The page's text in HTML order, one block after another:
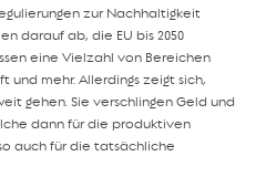
zur Nachhaltigkeit
darauf ab, die EU bis 2050
eine Vielzahl von Bereichen
und mehr. Allerdings zeigt sich,
gehen. Sie verschlingen Geld und
dann für die produktiven
auch für die tatsächliche